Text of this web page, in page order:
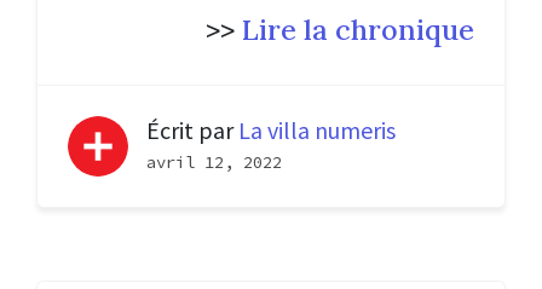
>> Lire la chronique
Écrit par La villa numeris
avril 12, 2022